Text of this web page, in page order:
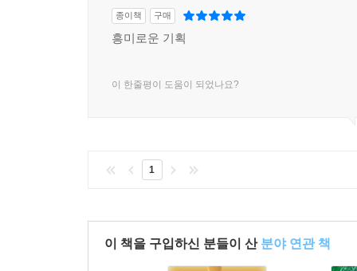
종이책 구매
흥미로운 기획
이 한줄평이 도움이 되었나요?
1
이 책을 구입하신 분들이 산 분야 연관 책